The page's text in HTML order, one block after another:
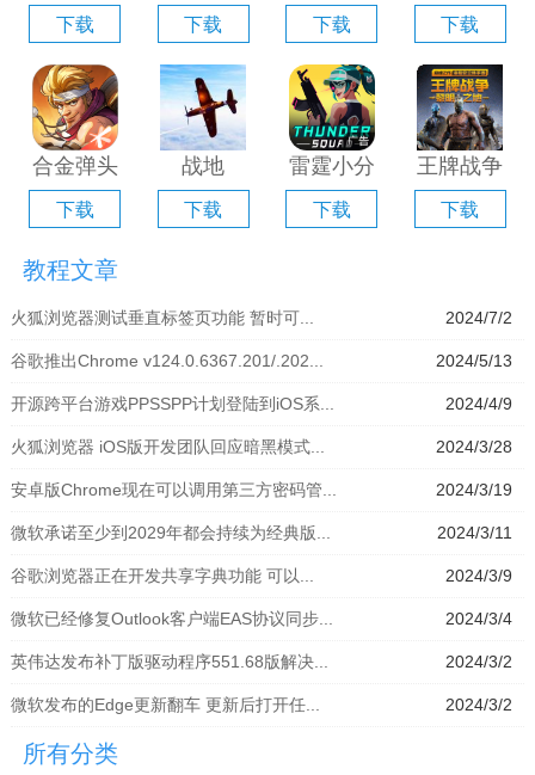
手游电脑
版「含模
拟器」
下载
电脑版
「含模拟
器」
下载
斗电脑版
「含模拟
器」
下载
战电脑版
「含模拟
器」
下载
合金弹头
觉醒电脑
版「含模
拟器」
下载
战地
1939电
脑版「含
下载
雷霆小分
队电脑版
「含模拟
下载
王牌战争
手游电脑
版「含模
下载
教程文章
2024/7/2
火狐浏览器测试垂直标签页功能 暂时可...
2024/5/13
谷歌推出Chrome v124.0.6367.201/.202...
2024/4/9
开源跨平台游戏PPSSPP计划登陆到iOS系...
2024/3/28
火狐浏览器 iOS版开发团队回应暗黑模式...
2024/3/19
安卓版Chrome现在可以调用第三方密码管...
2024/3/11
微软承诺至少到2029年都会持续为经典版...
2024/3/9
谷歌浏览器正在开发共享字典功能 可以...
2024/3/4
微软已经修复Outlook客户端EAS协议同步...
2024/3/2
英伟达发布补丁版驱动程序551.68版解决...
2024/3/2
微软发布的Edge更新翻车 更新后打开任...
所有分类